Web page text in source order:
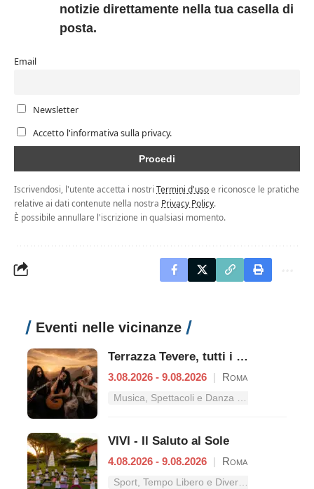
notizie direttamente nella tua casella di
posta.
Email
Newsletter
Accetto l'informativa sulla privacy.
Iscrivendosi, l'utente accetta i nostri Termini d'usoe riconosce le pratiche
relative ai dati contenute nella nostra Privacy Policy.
È possibile annullare l'iscrizione in qualsiasi momento.
Eventi nelle vicinanze
Terrazza Tevere, tutti i concerti dal 3 al 9 agosto
3.08.2026 - 9.08.2026 | Roma
VIVI - Il Saluto al Sole
4.08.2026 - 9.08.2026 | Roma